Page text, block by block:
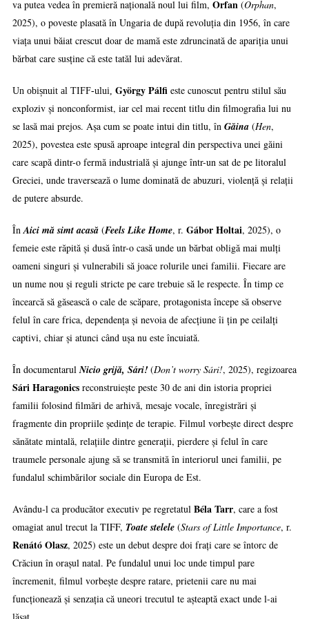
va putea vedea în premieră națională noul lui film, Orfan (Orphan,
2025), o poveste plasată în Ungaria de după revoluția din 1956, în care
viața unui băiat crescut doar de mamă este zdruncinată de apariția unui
bărbat care susține că este tatăl lui adevărat.
Un obișnuit al TIFF-ului, György Pálfi este cunoscut pentru stilul său
exploziv și nonconformist, iar cel mai recent titlu din filmografia lui nu
se lasă mai prejos. Așa cum se poate intui din titlu, în Găina(Hen,
2025), povestea este spusă aproape integral din perspectiva unei găini
care scapă dintr-o fermă industrială și ajunge într-un sat de pe litoralul
Greciei, unde traversează o lume dominată de abuzuri, violență și relații
de putere absurde.
În Aici mă simt acasă(Feels Like Home, r. Gábor Holtai, 2025), o
femeie este răpită și dusă într-o casă unde un bărbat obligă mai mulți
oameni singuri și vulnerabili să joace rolurile unei familii. Fiecare are
un nume nou și reguli stricte pe care trebuie să le respecte. În timp ce
încearcă să găsească o cale de scăpare, protagonista începe să observe
felul în care frica, dependența și nevoia de afecțiune îi țin pe ceilalți
captivi, chiar și atunci când ușa nu este încuiată.
În documentarul Nicio grijă, Sári! (Don’t worry Sári!, 2025), regizoarea
Sári Haragonicsreconstruiește peste 30 de ani din istoria propriei
familii folosind filmări de arhivă, mesaje vocale, înregistrări și
fragmente din propriile ședințe de terapie. Filmul vorbește direct despre
sănătate mintală, relațiile dintre generații, pierdere și felul în care
traumele personale ajung să se transmită în interiorul unei familii, pe
fundalul schimbărilor sociale din Europa de Est.
Avându-l ca producător executiv pe regretatul Béla Tarr, care a fost
omagiat anul trecut la TIFF, Toate stelele(Stars of Little Importance, r.
Renátó Olasz, 2025) este un debut despre doi frați care se întorc de
Crăciun în orașul natal. Pe fundalul unui loc unde timpul pare
încremenit, filmul vorbește despre ratare, prietenii care nu mai
funcționează și senzația că uneori trecutul te așteaptă exact unde l-ai